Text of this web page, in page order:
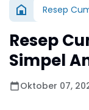
Resep
Resep
Simpel
Oktober 07,